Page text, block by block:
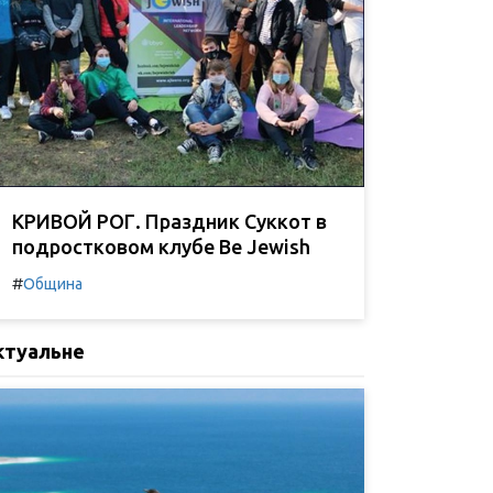
КРИВОЙ РОГ. Праздник Суккот в
подростковом клубе Be Jewish
#Община